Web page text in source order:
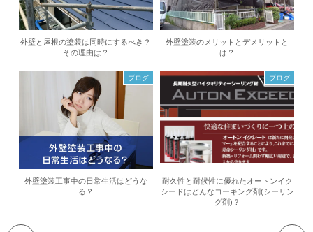
外壁と屋根の塗装は同時にするべき？
その理由は？
外壁塗装のメリットとデメリットと
は？
ブログ
外壁塗装工事中の日常生活はどうな
る？
ブログ
耐久性と耐候性に優れたオートンイク
シードはどんなコーキング剤(シーリン
グ剤)？